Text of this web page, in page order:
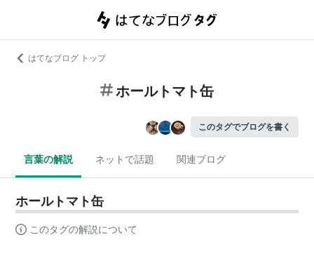
はてなブログ トップ
ホールトマト缶
このタグでブログを書く
言葉の解説 ネットで話題 関連ブログ
ホールトマト缶
このタグの解説について